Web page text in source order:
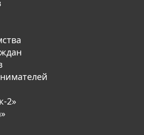
2»